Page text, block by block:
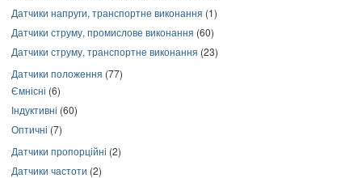
Датчики напруги, транспортне виконання (1)
Датчики струму, промислове виконання (60)
Датчики струму, транспортне виконання (23)
Датчики положення (77)
Ємнісні (6)
Індуктивні (60)
Оптичні (7)
Датчики пропорційні (2)
Датчики частоти (2)